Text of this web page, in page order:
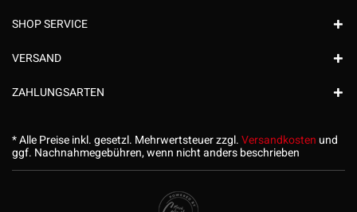
SHOP SERVICE
VERSAND
ZAHLUNGSARTEN
* Alle Preise inkl. gesetzl. Mehrwertsteuer zzgl.Versandkosten und
ggf. Nachnahmegebühren, wenn nicht anders beschrieben